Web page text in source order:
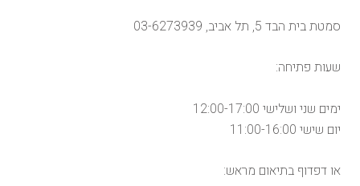
סמטת בית הבד 5, תל אביב, 03-6273939
שעות פתיחה:
ימים שני ושלישי 12:00-17:00
יום שישי 11:00-16:00
או דפדוף בתיאום מראש: